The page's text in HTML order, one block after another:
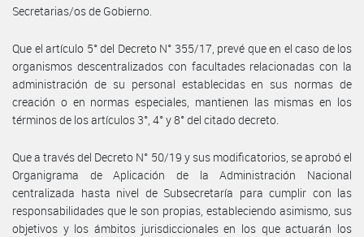
Secretarias/os de Gobierno.
Que el artículo 5° del Decreto N° 355/17, prevé que en el caso de los
organismos descentralizados con facultades relacionadas con la
administración de su personal establecidas en sus normas de
creación o en normas especiales, mantienen las mismas en los
términos de los artículos 3°, 4° y 8° del citado decreto.
Que a través del Decreto N° 50/19 y sus modificatorios, se aprobó el
Organigrama de Aplicación de la Administración Nacional
centralizada hasta nivel de Subsecretaría para cumplir con las
responsabilidades que le son propias, estableciendo asimismo, sus
objetivos y los ámbitos jurisdiccionales en los que actuarán los